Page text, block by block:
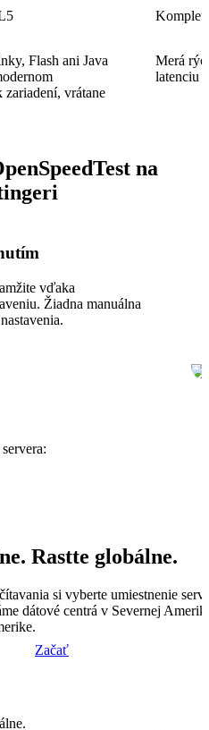
Flash ani Java
vrátane
Merá
latenciu
na
vďaka
Žiadna manuálna
Rastte globálne.
si vyberte umiestnenie
dátové centrá v Severnej
Začať